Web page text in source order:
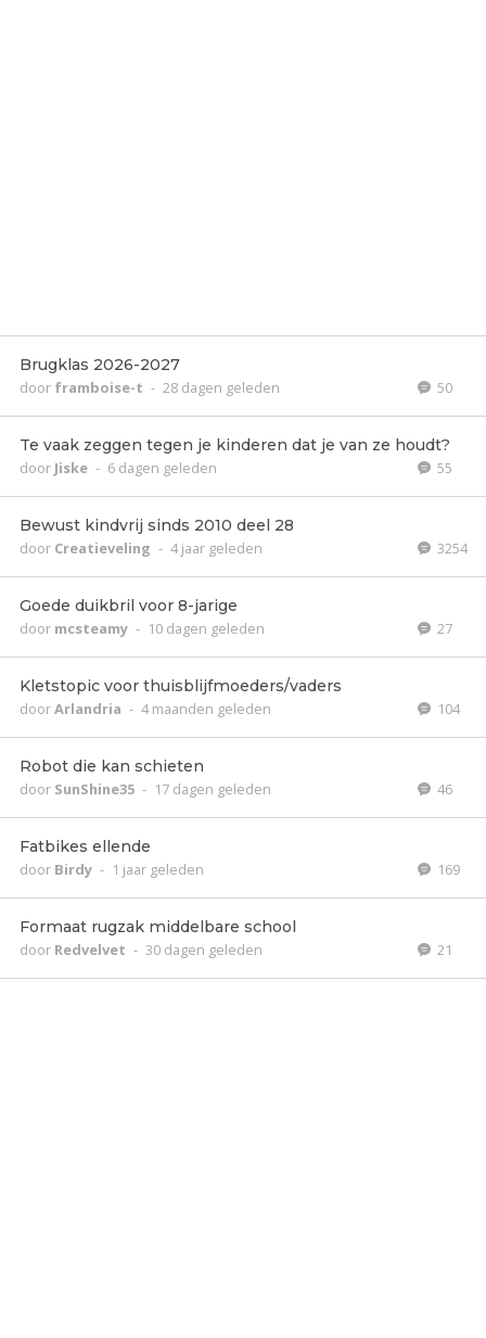
Brugklas 2026-2027
door framboise-t - 28 dagen geleden 50
Te vaak zeggen tegen je kinderen dat je van ze houdt?
door Jiske - 6 dagen geleden 55
Bewust kindvrij sinds 2010 deel 28
door Creatieveling - 4 jaar geleden 3254
Goede duikbril voor 8-jarige
door mcsteamy - 10 dagen geleden 27
Kletstopic voor thuisblijfmoeders/vaders
doorArlandria - 4 maanden geleden 104
Robot die kan schieten
door SunShine35 - 17 dagen geleden 46
Fatbikes ellende
door Birdy - 1 jaar geleden 169
Formaat rugzak middelbare school
door Redvelvet - 30 dagen geleden 21